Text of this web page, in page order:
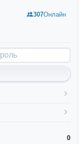
307Онлайн
0